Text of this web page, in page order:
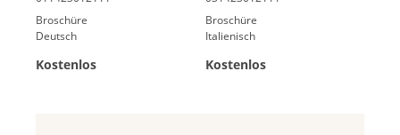
Broschüre
Deutsch
Kostenlos
Broschüre
Italienisch
Kostenlos